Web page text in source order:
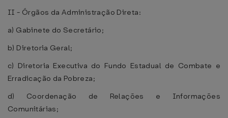
II - Órgãos da Administração Direta:
a) Gabinete do Secretário;
b) Diretoria Geral;
c) Diretoria Executiva do Fundo Estadual de Combate e
Erradicação da Pobreza;
d) Coordenação de Relações e Informações
Comunitárias;